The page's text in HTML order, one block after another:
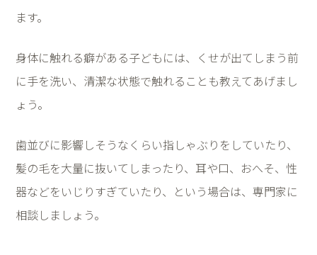
ます。
身体に触れる癖がある子どもには、くせが出てしまう前
に手を洗い、清潔な状態で触れることも教えてあげまし
ょう。
歯並びに影響しそうなくらい指しゃぶりをしていたり、
髪の毛を大量に抜いてしまったり、耳や口、おへそ、性
器などをいじりすぎていたり、という場合は、専門家に
相談しましょう。